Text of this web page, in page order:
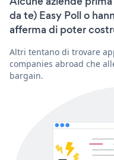
da te) Easy Poll o
afferma di poter
Altri tentano di trovare
companies abroad che
bargain.